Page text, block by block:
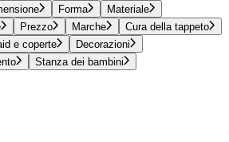
Forma
Materiale
Prezzo Marche Cura della tappeto
e coperte
Decorazioni
Stanza dei bambini